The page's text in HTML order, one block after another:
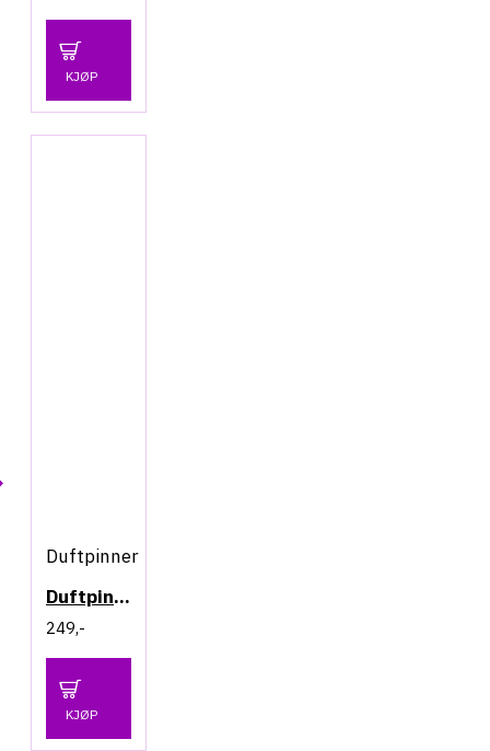
KJØP
Duftpinner
Duftpinner - Ginger Stem & Walnut
249,-
KJØP